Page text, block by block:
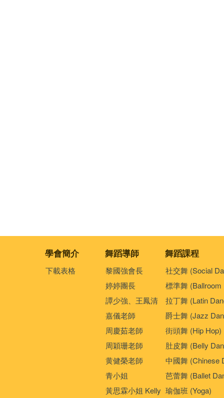
學會簡介 舞蹈導師 舞蹈課程
下載表格
黎國強會長
婷婷團長
譚少強、王鳳清
嘉儀老師
周慶茹老師
周穎珊老師
黄健榮老師
青小姐
黃思霖小姐 Kelly
社交舞 (Social
標準舞 (Ballroom
拉丁舞 (Latin
爵士舞 (Jazz
街頭舞 (Hip Hop)
肚皮舞 (Belly
中國舞 (Chinese
芭蕾舞 (Ballet
瑜伽班 (Yoga)